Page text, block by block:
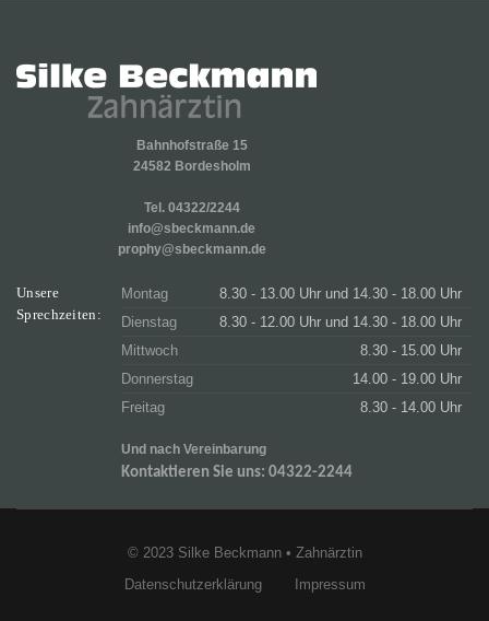
Bahnhofstraße 15
24582 Bordesholm
Tel. 04322/2244
info@sbeckmann.de
prophy@sbeckmann.de
Unsere
Sprechzeiten:
Montag
8.30 - 13.00 Uhr und 14.30 - 18.00 Uhr
Dienstag
8.30 - 12.00 Uhr und 14.30 - 18.00 Uhr
Mittwoch
8.30 - 15.00 Uhr
Donnerstag
14.00 - 19.00 Uhr
Freitag
8.30 - 14.00 Uhr
Und nach Vereinbarung
Kontaktieren Sie uns: 04322-2244
© 2023 Silke Beckmann • Zahnärztin
Datenschutzerklärung
Impressum